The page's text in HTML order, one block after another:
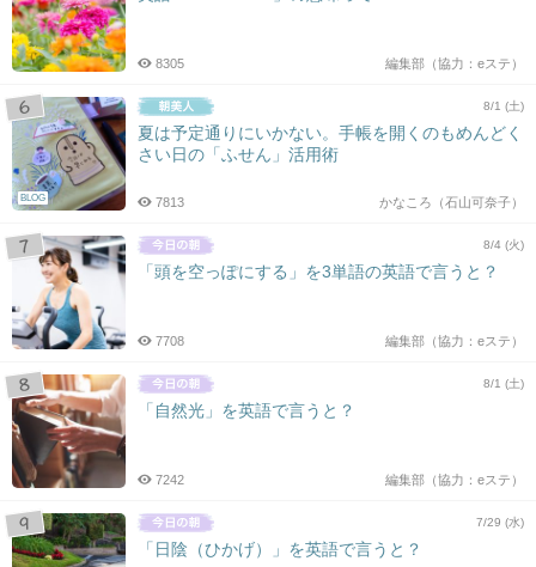
編集部（協力：eステ）
8305
BLOG
8/1 (土)
夏は予定通りにいかない。手帳を開くのもめんどく
さい日の「ふせん」活用術
かなころ（石山可奈子）
7813
8/4 (火)
「頭を空っぽにする」を3単語の英語で言うと？
編集部（協力：eステ）
7708
8/1 (土)
「自然光」を英語で言うと？
編集部（協力：eステ）
7242
7/29 (水)
「日陰（ひかげ）」を英語で言うと？